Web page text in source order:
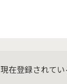
現在登録されてい